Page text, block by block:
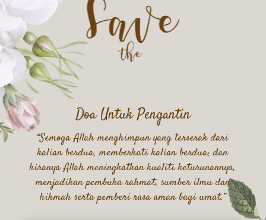
Doa Untuk Pengantin
“Semoga Allah menghimpun yang terserak dari
kalian berdua, memberkati kalian berdua; dan
kiranya Allah meningkatkan kualiti keturunannya,
menjadikan pembuka rahmat, sumber ilmu dan
hikmah serta pemberi rasa aman bagi umat.”